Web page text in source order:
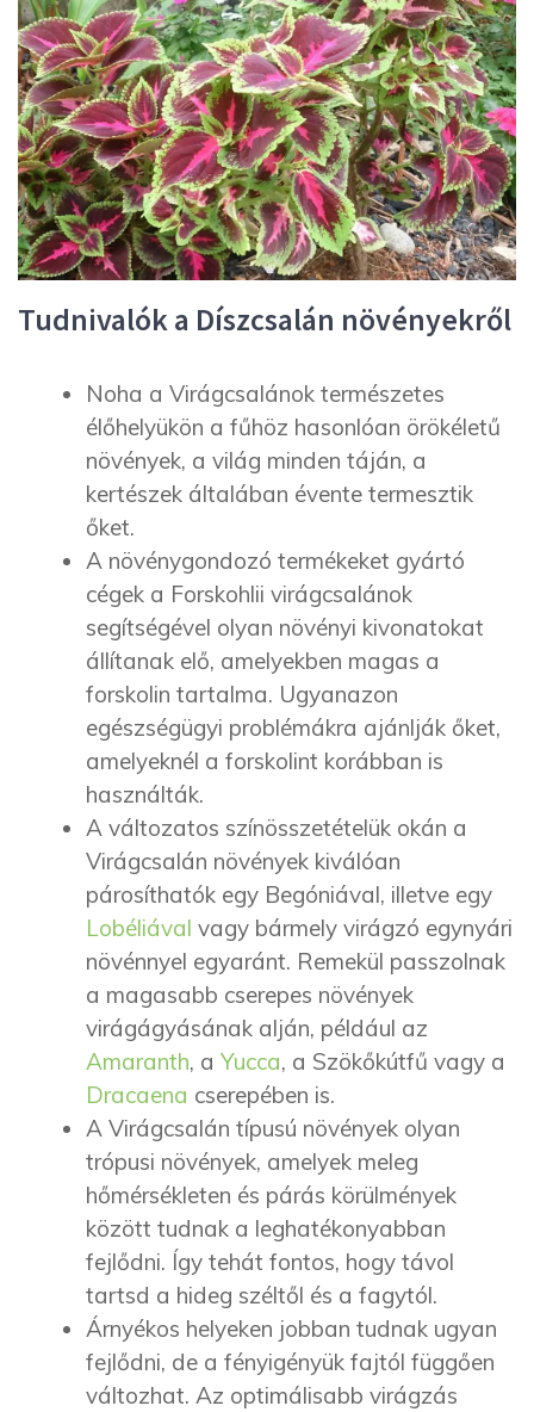
Tudnivalók a Díszcsalán növényekről
Noha a Virágcsalánok természetes
élőhelyükön a fűhöz hasonlóan örökéletű
növények, a világ minden táján, a
kertészek általában évente termesztik
őket.
A növénygondozó termékeket gyártó
cégek a Forskohlii virágcsalánok
segítségével olyan növényi kivonatokat
állítanak elő, amelyekben magas a
forskolin tartalma. Ugyanazon
egészségügyi problémákra ajánlják őket,
amelyeknél a forskolint korábban is
használták.
A változatos színösszetételük okán a
Virágcsalán növények kiválóan
párosíthatók egy Begóniával, illetve egy
Lobéliával vagy bármely virágzó egynyári
növénnyel egyaránt. Remekül passzolnak
a magasabb cserepes növények
virágágyásának alján, például az
Amaranth, a Yucca, a Szökőkútfű vagy a
Dracaena cserepében is.
A Virágcsalán típusú növények olyan
trópusi növények, amelyek meleg
hőmérsékleten és párás körülmények
között tudnak a leghatékonyabban
fejlődni. Így tehát fontos, hogy távol
tartsd a hideg széltől és a fagytól.
Árnyékos helyeken jobban tudnak ugyan
fejlődni, de a fényigényük fajtól függően
változhat. Az optimálisabb virágzás